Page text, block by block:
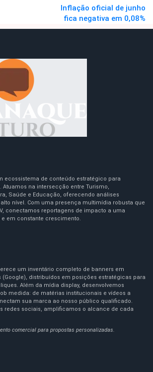
Inflação oficial de junho
fica negativa em 0,08%
ecossistema de conteúdo estratégico para
na intersecção entre Turismo,
Saúde e Educação, oferecendo análises
nível. Com uma presença multimídia robusta que
conectamos reportagens de impacto a uma
em constante crescimento.
um inventário completo de banners em
distribuídos em posições estratégicas para
Além da mídia display, desenvolvemos
medida: de matérias institucionais e vídeos a
sua marca ao nosso público qualificado.
redes sociais, amplificamos o alcance de cada
comercial para propostas personalizadas.